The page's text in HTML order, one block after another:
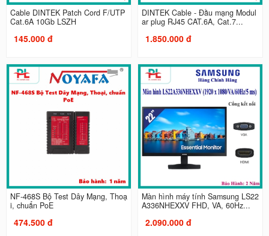
Cable DINTEK Patch Cord F/UTP
Cat.6A 10Gb LSZH
145.000 đ
DINTEK Cable - Đầu mạng Modul
ar plug RJ45 CAT.6A, Cat.7...
1.850.000 đ
NF-468S Bộ Test Dây Mạng, Thoạ
i, chuẩn PoE
474.500 đ
Màn hình máy tính Samsung LS22
A336NHEXXV FHD, VA, 60Hz...
2.090.000 đ